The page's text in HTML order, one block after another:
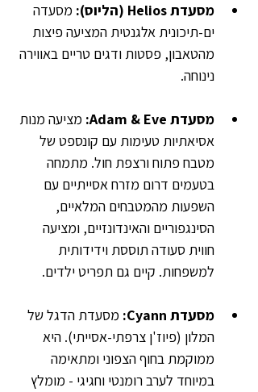
מסעדת Helios (הליוס):
מסעדה
ים-תיכונית אלגנטית המציעה פיצות
מהטאבון, פסטות ודגים טריים באווירה
נינוחה.
מסעדת Adam & Eve:
מציעה מנות
אסיאתיות טעימות עם קונספט של
מטבח פתוח ורצפת חול. מתמחה
בטעמים דרום מזרח אסייתיים עם
השפעות מהמטבחים המלאיים,
הסינגפוריים והאינדונזיים, ומציעה
חווית סעודה תוססת וידידותית
למשפחות. קיים גם תפריט ילדים.
מסעדת Cyann:
מסעדת הדגל של
המלון (פיוז'ן צרפתי-אסייתי). היא
ממוקמת בחוף הצפוני ומתאימה
במיוחד לערב רומנטי וחגיגי - מומלץ